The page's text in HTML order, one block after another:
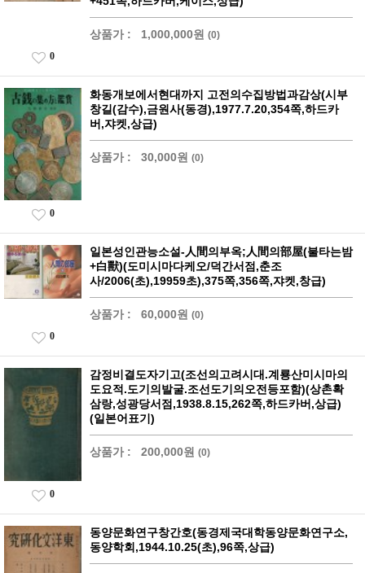
상품가 : 1,000,000원 (0)
0
화동개보에서현대까지 고전의수집방법과감상(시부
창길(감수),금원사(동경),1977.7.20,354쪽,하드카
버,쟈켓,상급)
상품가 : 30,000원 (0)
0
일본성인관능소설-人間의부옥;人間의部屋(불타는밤
+白獸)(도미시마다케오/덕간서점,춘조
사/2006(초),19959초),375쪽,356쪽,쟈켓,창급)
상품가 : 60,000원 (0)
0
감정비결도자기고(조선의고려시대.계룡산미시마의
도요적.도기의발굴.조선도기의오전등포함)(상촌확
삼랑,성광당서점,1938.8.15,262쪽,하드카버,상급)
(일본어표기)
상품가 : 200,000원 (0)
0
동양문화연구창간호(동경제국대학동양문화연구소,
동양학회,1944.10.25(초),96쪽,상급)